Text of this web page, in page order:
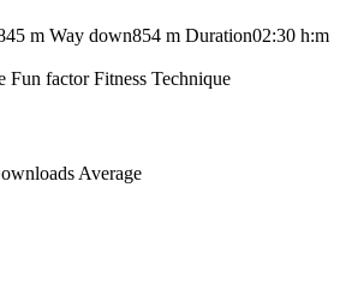
m Way down854 m Duration02:30 h:m
Fun factor Fitness Technique
Average